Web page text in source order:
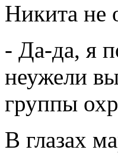
Никита не
- Да-да, я
неужели
группы
В глазах